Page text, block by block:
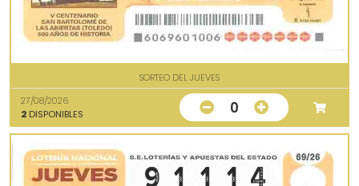
SORTEO DEL JUEVES
27/08/2026
2 DISPONIBLES 0